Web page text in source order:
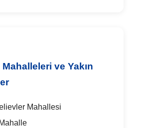
Mahalleleri ve Yakın
Mahallesi